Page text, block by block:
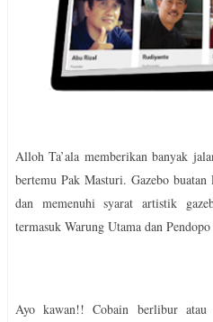
Alloh Ta’ala memberikan banyak
bertemu Pak Masturi. Gazebo
dan memenuhi syarat artistik
termasuk Warung Utama dan
Ayo kawan!! Cobain berlibur